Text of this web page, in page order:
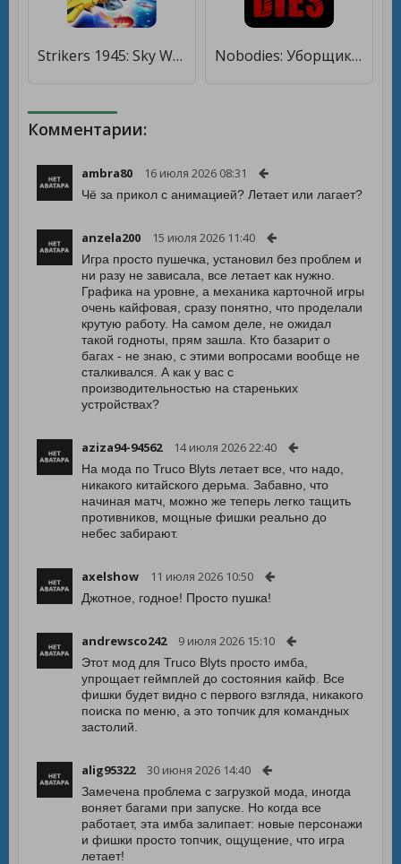
Strikers 1945: Sky Wars Game [Мод меню] Nobodies: Уборщик за убийцами [Мод меню]
Комментарии:
ambra80 16 июля 2026 08:31
Чё за прикол с анимацией? Летает или лагает?
anzela200 15 июля 2026 11:40
Игра просто пушечка, установил без проблем и
ни разу не зависала, все летает как нужно.
Графика на уровне, а механика карточной игры
очень кайфовая, сразу понятно, что проделали
крутую работу. На самом деле, не ожидал
такой годноты, прям зашла. Кто базарит о
багах - не знаю, с этими вопросами вообще не
сталкивался. А как у вас с
производительностью на стареньких
устройствах?
aziza94-94562 14 июля 2026 22:40
На мода по Truco Blyts летает все, что надо,
никакого китайского дерьма. Забавно, что
начиная матч, можно же теперь легко тащить
противников, мощные фишки реально до
небес забирают.
axelshow 11 июля 2026 10:50
Джотное, годное! Просто пушка!
andrewsco242 9 июля 2026 15:10
Этот мод для Truco Blyts просто имба,
упрощает геймплей до состояния кайф. Все
фишки будет видно с первого взгляда, никакого
поиска по меню, а это топчик для командных
застолий.
alig95322 30 июня 2026 14:40
Замечена проблема с загрузкой мода, иногда
воняет багами при запуске. Но когда все
работает, эта имба залипает: новые персонажи
и фишки просто топчик, ощущение, что игра
летает!